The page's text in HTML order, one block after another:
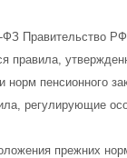
Правительство РФ
правила,
пенсионного
регулирующие
прежних